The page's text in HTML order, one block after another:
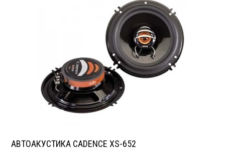
АВТОАКУСТИКА CADENCE XS-652